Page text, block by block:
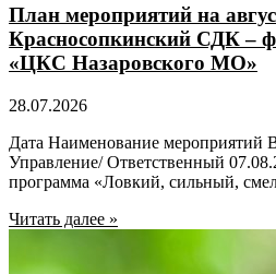
План мероприятий на
Красносопкинский СДК
«ЦКС Назаровского МО»
28.07.2026
Дата Наименование мероприятий
Управление/ Ответственный
программа «Ловкий, сильный,
Читать далее »